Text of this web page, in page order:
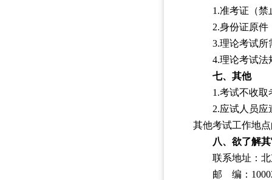
1.准考证（
2.身份证原件
3.理论考试所
4.理论考试法
七、其他
1.考试不收
2.应试人员
其他考试工作地
八、欲了解
联系地址：
邮 编：